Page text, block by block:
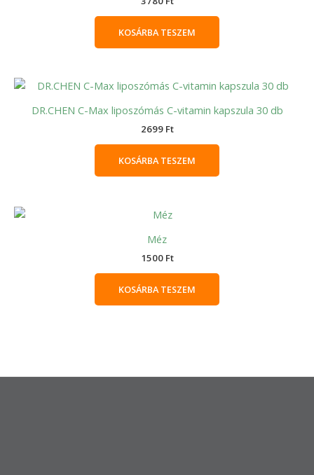
KOSÁRBA TESZEM
DR.CHEN C-Max liposzómás C-vitamin kapszula 30 db
2699 Ft
KOSÁRBA TESZEM
Méz
1500 Ft
KOSÁRBA TESZEM